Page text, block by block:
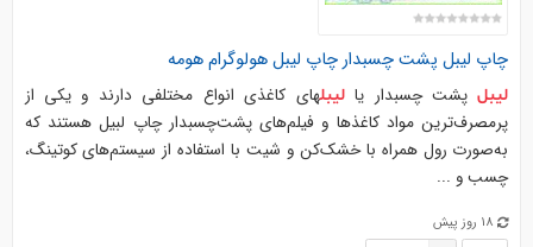
چاپ لیبلپشت چسبدار چاپ لیبلهولوگرام هومه
لیبلپشت چسبدار یالیبل‎های کاغذی انواع مختلفی دارند و یکی از
پرمصرف‌ترین مواد کاغذها و فیلم‌های پشت‌چسبدار چاپ لبیل هستند که
به‌صورت رول همراه با خشک‌کن‌ و شیت با استفاده از سیستم‌های کوتینگ،
چسب و ...
18 روز پیش